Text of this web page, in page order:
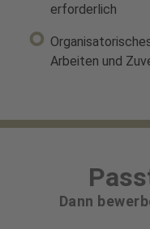
erforderlich
Arbeiten und
Dann